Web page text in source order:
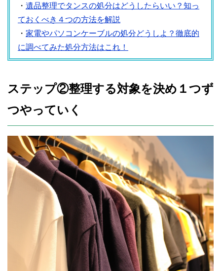
・ 遺品整理でタンスの処分はどうしたらいい？知っ
ておくべき４つの方法を解説
・ 家電やパソコンケーブルの処分どうしよ？徹底的
に調べてみた処分方法はこれ！
ステップ②整理する対象を決め１つず
つやっていく